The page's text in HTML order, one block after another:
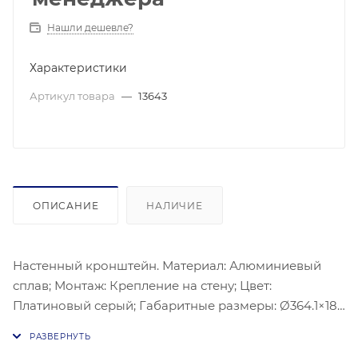
Нашли дешевле?
Характеристики
Артикул товара — 13643
ОПИСАНИЕ НАЛИЧИЕ
Настенный кронштейн. Материал: Алюминиевый
сплав; Монтаж: Крепление на стену; Цвет:
Платиновый серый; Габаритные размеры: Ø364.1×182